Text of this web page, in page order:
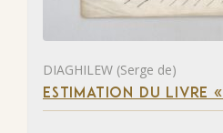
DIAGHILEW (Serge de)
ESTIMATION DU LIVRE